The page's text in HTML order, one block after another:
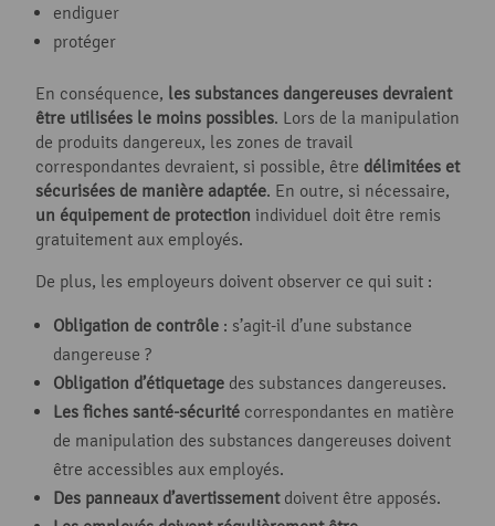
endiguer
protéger
En conséquence, les substances dangereuses devraient
être utilisées le moins possibles. Lors de la manipulation
de produits dangereux, les zones de travail
correspondantes devraient, si possible, être délimitées et
sécurisées de manière adaptée. En outre, si nécessaire,
un équipement de protection individuel doit être remis
gratuitement aux employés.
De plus, les employeurs doivent observer ce qui suit :
Obligation de contrôle : s’agit-il d’une substance
dangereuse ?
Obligation d’étiquetage des substances dangereuses.
Les fiches santé-sécurité correspondantes en matière
de manipulation des substances dangereuses doivent
être accessibles aux employés.
Des panneaux d’avertissementdoivent être apposés.